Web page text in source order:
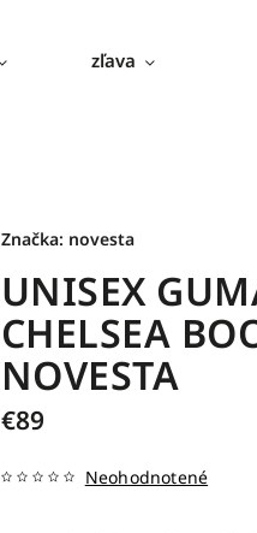
zľava
UNISEX
CHELSEA
NOVESTA
€89
Neohodnotené
Značka: novesta